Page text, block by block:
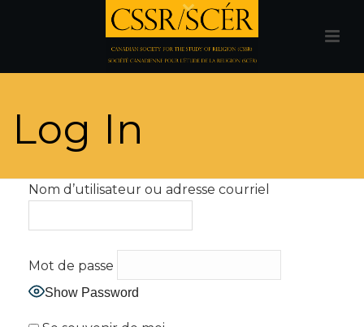
Log In
Nom d’utilisateur ou adresse courriel
Mot de passe
Show Password